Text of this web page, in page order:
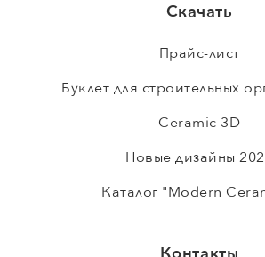
Скачать
Прайс-лист
Буклет для строительных
Ceramic 3D
Новые дизайны
Каталог "Modern